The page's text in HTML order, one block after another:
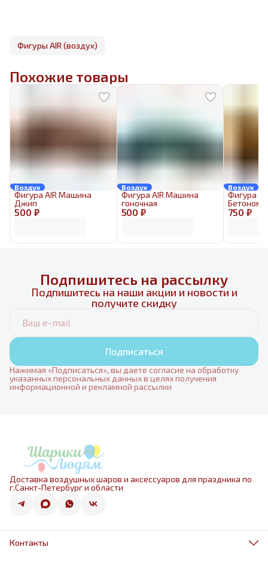
Фигуры AIR (воздух)
Похожие товары
Воздух
500 ₽
Фигура AIR Машина
Джип
Воздух
500 ₽
Фигура AIR Машина
гоночная
Воздух
750 ₽
Фигура
Подпишитесь на рассылку
Подпишитесь на наши акции и новости и
получите скидку
Подписаться
Нажимая «Подписаться», вы даете согласие на обработку
указанных персональных данных в целях получения
информационной и рекламной рассылки
Доставка воздушных шаров и аксессуаров для праздника по
г.Санкт-Петербург и области
Контакты